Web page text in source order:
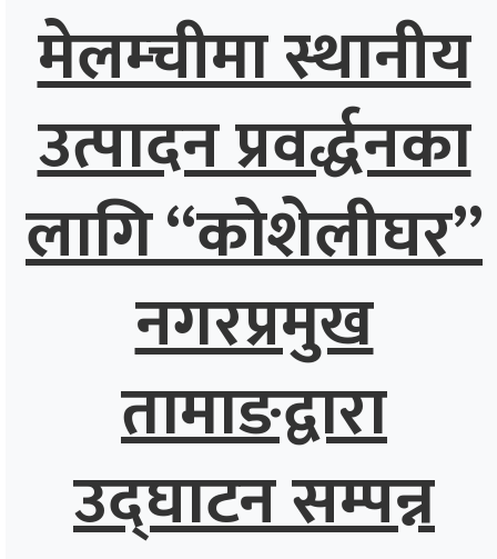
मेलम्चीमा स्थानीय
उत्पादन प्रवर्द्धनका
लागि “कोशेलीघर”
नगरप्रमुख
तामाङद्वारा
उद्घाटन सम्पन्न